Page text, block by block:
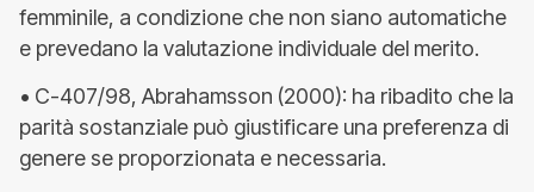
femminile, a condizione che non siano automatiche
e prevedano la valutazione individuale del merito.
• C-407/98, Abrahamsson (2000): ha ribadito che la
parità sostanziale può giustificare una preferenza di
genere se proporzionata e necessaria.